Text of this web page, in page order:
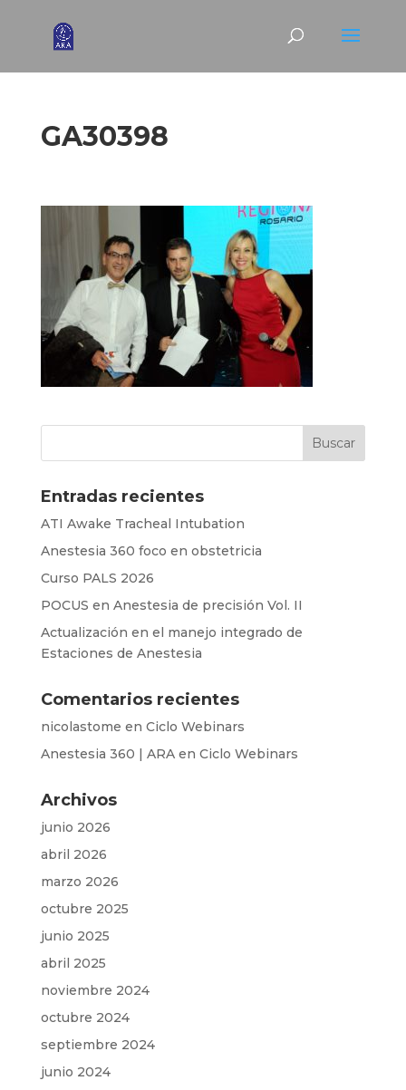
GA30398
Entradas recientes
ATI Awake Tracheal Intubation
Anestesia 360 foco en obstetricia
Curso PALS 2026
POCUS en Anestesia de precisión Vol. II
Actualización en el manejo integrado de
Estaciones de Anestesia
Comentarios recientes
nicolastome en Ciclo Webinars
Anestesia 360 | ARAen Ciclo Webinars
Archivos
junio 2026
abril 2026
marzo 2026
octubre 2025
junio 2025
abril 2025
noviembre 2024
octubre 2024
septiembre 2024
junio 2024